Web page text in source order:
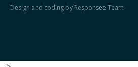
Design and coding by Responsee Team